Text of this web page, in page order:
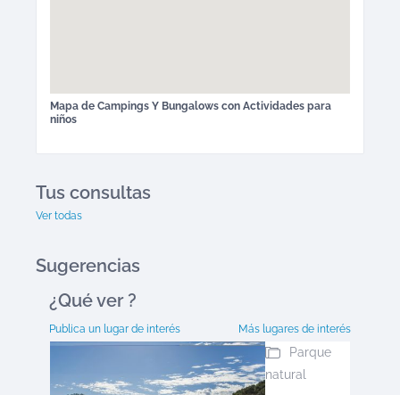
Mapa de Campings Y Bungalows con Actividades para
niños
Tus consultas
Ver todas
Sugerencias
¿Qué ver ?
Publica un lugar de interés Más lugares de interés
Parque
natural